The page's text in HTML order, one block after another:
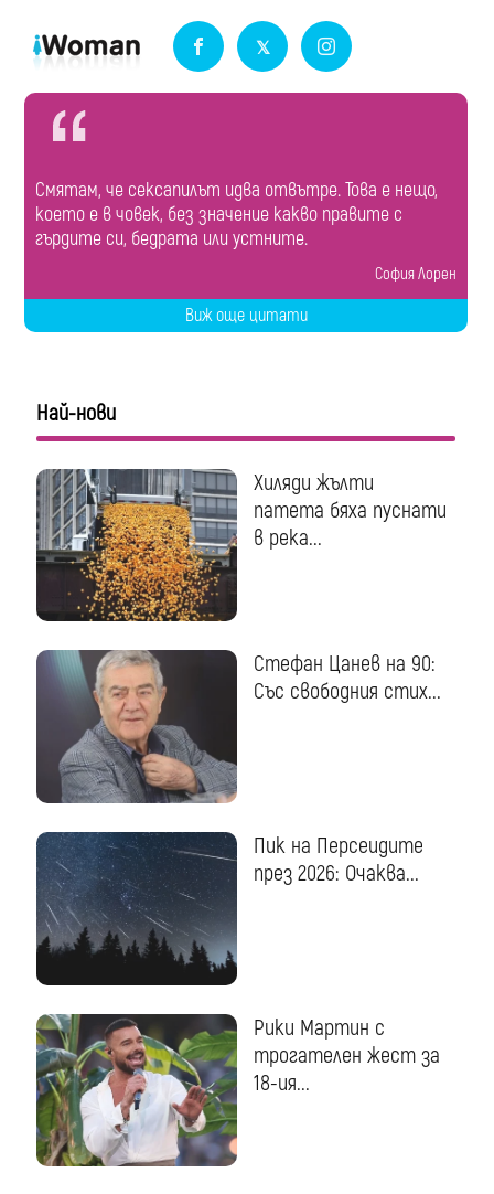
Смятам, че сексапилът идва отвътре. Това е нещо,
което е в човек, без значение какво правите с
гърдите си, бедрата или устните.
София Лорен
Виж още цитати
Най-нови
Хиляди жълти
патета бяха пуснати
в река...
Стефан Цанев на 90:
Със свободния стих...
Пик на Персеидите
през 2026: Очаква...
Рики Мартин с
трогателен жест за
18-ия...